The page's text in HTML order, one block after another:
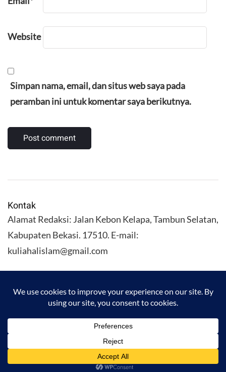
Website
Simpan nama, email, dan situs web saya pada
peramban ini untuk komentar saya berikutnya.
Kontak
Alamat Redaksi: Jalan Kebon Kelapa, Tambun Selatan,
Kabupaten Bekasi. 17510. E-mail:
kuliahalislam@gmail.com
KULIAHALISLAM.COM Copyright (C) 2026